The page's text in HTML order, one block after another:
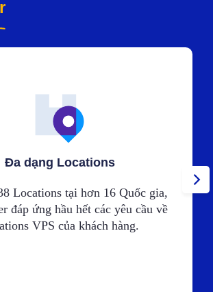
Đa dạng Locations
Locations tại hơn 16 Quốc gia,
đáp ứng hầu hết các yêu cầu về
VPS của khách hàng.